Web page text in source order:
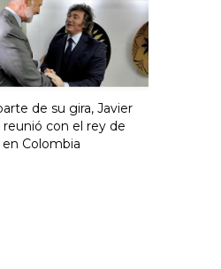
de su gira, Javier
reunió con el rey de
en Colombia